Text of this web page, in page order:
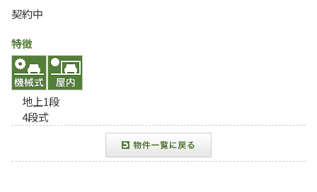
契約中
特徴
地上1段
4段式